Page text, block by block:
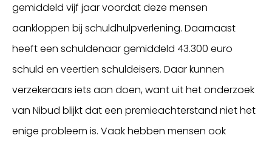
gemiddeld vijf jaar voordat deze mensen
aankloppen bij schuldhulpverlening. Daarnaast
heeft een schuldenaar gemiddeld 43.300 euro
schuld en veertien schuldeisers. Daar kunnen
verzekeraars iets aan doen, want uit het onderzoek
van Nibud blijkt dat een premieachterstand niet het
enige probleem is. Vaak hebben mensen ook